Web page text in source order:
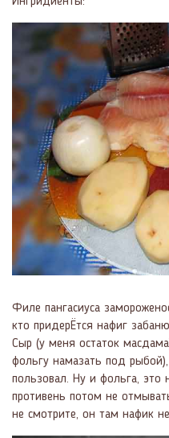
Филе пангасиуса
кто придерЁтся нафиг
Сыр (у меня остаток
фольгу намазать под
пользовал. Ну и фольга, это
противень потом не
не смотрите, он там нафик